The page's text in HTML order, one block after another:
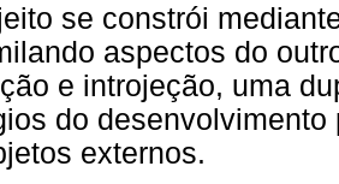
se constrói
aspectos do
e introjeção, uma
do
externos.